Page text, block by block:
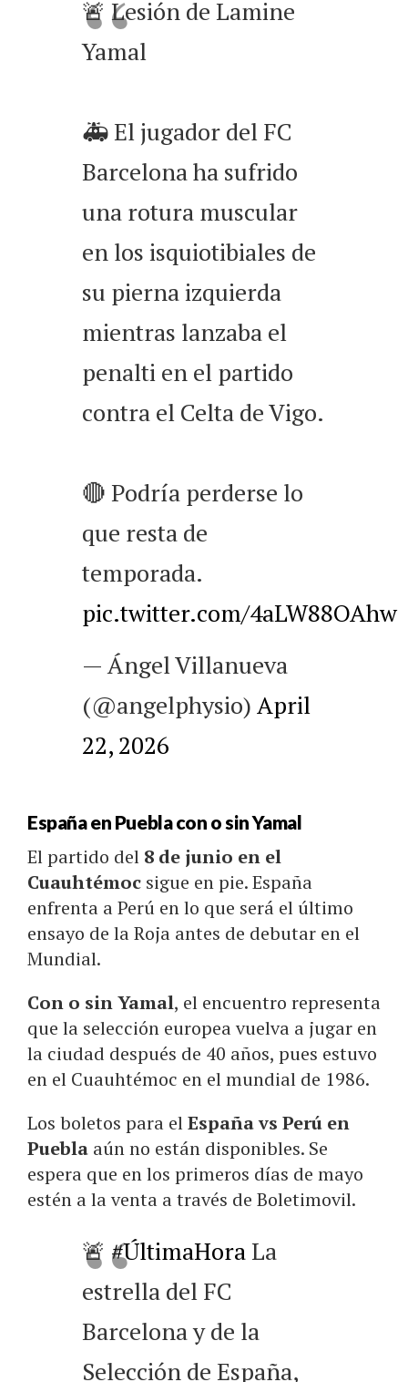
🚨 Lesión de Lamine
Yamal
🚑 El jugador del FC
Barcelona ha sufrido
una rotura muscular
en los isquiotibiales de
su pierna izquierda
mientras lanzaba el
penalti en el partido
contra el Celta de Vigo.
🔴 Podría perderse lo
que resta de
temporada.
pic.twitter.com/4aLW88OAhw
— Ángel Villanueva
(@angelphysio) April
22, 2026
España en Puebla con o sin Yamal
El partido del 8 de junio en el
Cuauhtémoc sigue en pie. España
enfrenta a Perú en lo que será el último
ensayo de la Roja antes de debutar en el
Mundial.
Con o sin Yamal, el encuentro representa
que la selección europea vuelva a jugar en
la ciudad después de 40 años, pues estuvo
en el Cuauhtémoc en el mundial de 1986.
Los boletos para elEspaña vs Perú en
Puebla aún no están disponibles. Se
espera que en los primeros días de mayo
estén a la venta a través de Boletimovil.
🚨 #ÚltimaHora La
estrella del FC
Barcelona y de la
Selección de España,